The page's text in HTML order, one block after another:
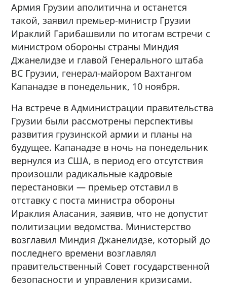
Армия Грузии аполитична и останется
такой, заявил премьер-министр Грузии
Ираклий Гарибашвили по итогам встречи с
министром обороны страны Миндия
Джанелидзе и главой Генерального штаба
ВС Грузии, генерал-майором Вахтангом
Капанадзе в понедельник, 10 ноября.
На встрече в Администрации правительства
Грузии были рассмотрены перспективы
развития грузинской армии и планы на
будущее. Капанадзе в ночь на понедельник
вернулся из США, в период его отсутствия
произошли радикальные кадровые
перестановки — премьер отставил в
отставку с поста министра обороны
Ираклия Аласания, заявив, что не допустит
политизации ведомства. Министерство
возглавил Миндия Джанелидзе, который до
последнего времени возглавлял
правительственный Совет государственной
безопасности и управления кризисами.